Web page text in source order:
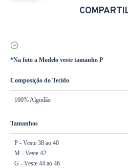
*Na foto a Modelo veste tamanho P
Composição do Tecido
100% Algodão
Tamanhos
P - Veste 38 ao 40
M - Veste 42
G - Veste 44 ao 46